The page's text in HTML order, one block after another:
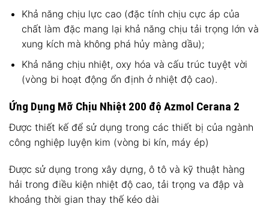
Khả năng chịu lực cao (đặc tính chịu cực áp của
chất làm đặc mang lại khả năng chịu tải trọng lớn và
xung kích mà không phá hủy màng dầu);
Khả năng chịu nhiệt, oxy hóa và cấu trúc tuyệt vời
(vòng bi hoạt động ổn định ở nhiệt độ cao).
Ứng Dụng Mỡ Chịu Nhiệt 200 độ Azmol Cerana 2
Được thiết kế để sử dụng trong các thiết bị của ngành
công nghiệp luyện kim (vòng bi kín, máy ép)
Được sử dụng trong xây dựng, ô tô và kỹ thuật hàng
hải trong điều kiện nhiệt độ cao, tải trọng va đập và
khoảng thời gian thay thế kéo dài